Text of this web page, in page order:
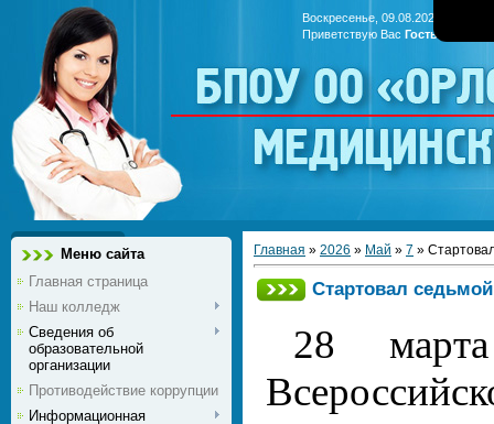
Воскресенье, 09.08.2026, 17:40
Приветствую Вас Гость
БПОУ ОО
Меню сайта
Главная страница
Наш колледж
Сведения об
образовательной
организации
Противодействие коррупции
Информационная
Главная » 2026 » Май » 7 »
Стартовал
28